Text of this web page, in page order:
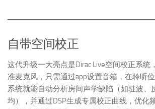
自带空间校正
这代升级一大亮点是Dirac Live空间校正系统
准麦克风，只需通过app设置音箱，在聆听
系统就能自动分析房间声学缺陷（如驻波、
均），并通过DSP生成专属校正曲线，优化